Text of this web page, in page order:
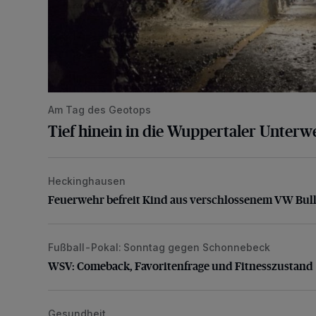
Am Tag des Geotops
Tief hinein in die Wuppertaler
Feuerwehr befreit Kind aus verschlossenem VW Bulli
Heckinghausen
Feuerwehr befreit Kind aus verschlossenem VW
WSV: Comeback, Favoritenfrage und Fitnesszustand
Fußball-Pokal: Sonntag gegen Schonnebeck
WSV: Comeback, Favoritenfrage und Fitnesszustand